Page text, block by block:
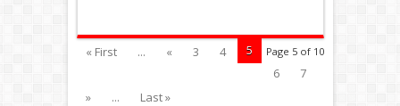
Page 5 of 10
« First ... « 3 4
5
6
7
»
... Last »